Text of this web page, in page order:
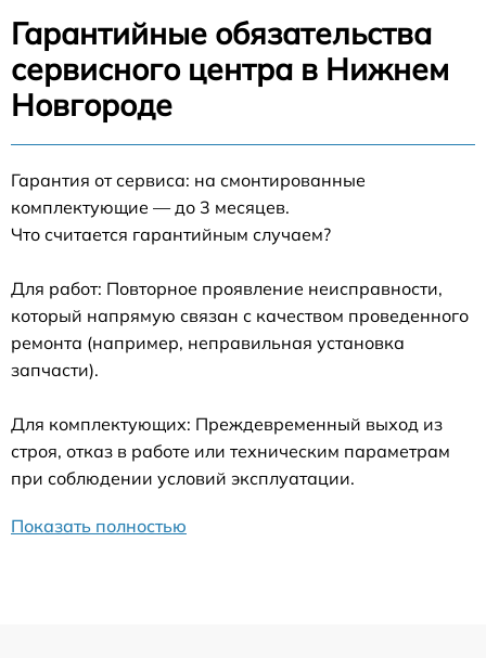
Гарантийные обязательства
сервисного центра в Нижнем
Новгороде
Гарантия от сервиса: на смонтированные
комплектующие — до 3 месяцев.
Что считается гарантийным случаем?
Для работ: Повторное проявление неисправности,
который напрямую связан с качеством проведенного
ремонта (например, неправильная установка
запчасти).
Для комплектующих: Преждевременный выход из
строя, отказ в работе или техническим параметрам
при соблюдении условий эксплуатации.
Показать полностью